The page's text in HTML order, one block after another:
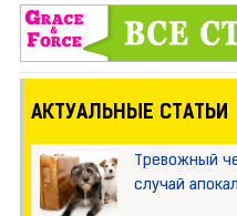
АКТУАЛЬНЫЕ СТАТЬИ
Тревожный
случай